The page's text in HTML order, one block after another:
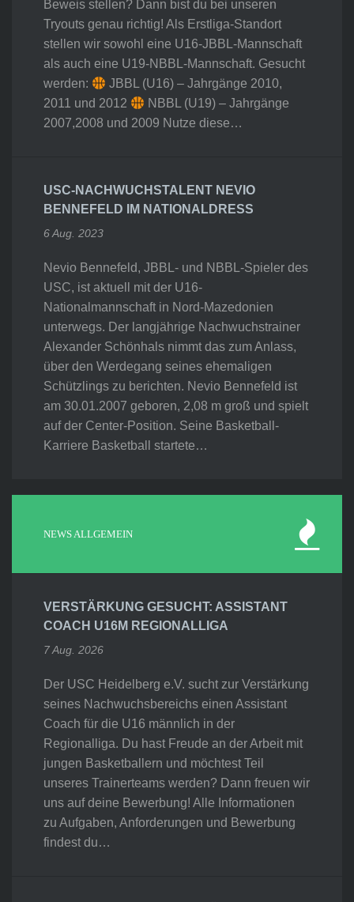
Beweis stellen? Dann bist du bei unseren
Tryouts genau richtig! Als Erstliga-Standort
stellen wir sowohl eine U16-JBBL-Mannschaft
als auch eine U19-NBBL-Mannschaft. Gesucht
werden:
JBBL (U16) – Jahrgänge 2010,
2011 und 2012
NBBL (U19) – Jahrgänge
2007,2008 und 2009 Nutze diese…
USC-NACHWUCHSTALENT NEVIO
BENNEFELD IM NATIONALDRESS
6 Aug. 2023
Nevio Bennefeld, JBBL- und NBBL-Spieler des
USC, ist aktuell mit der U16-
Nationalmannschaft in Nord-Mazedonien
unterwegs. Der langjährige Nachwuchstrainer
Alexander Schönhals nimmt das zum Anlass,
über den Werdegang seines ehemaligen
Schützlings zu berichten. Nevio Bennefeld ist
am 30.01.2007 geboren, 2,08 m groß und spielt
auf der Center-Position. Seine Basketball-
Karriere Basketball startete…
NEWS ALLGEMEIN
VERSTÄRKUNG GESUCHT: ASSISTANT
COACH U16M REGIONALLIGA
7 Aug. 2026
Der USC Heidelberg e.V. sucht zur Verstärkung
seines Nachwuchsbereichs einen Assistant
Coach für die U16 männlich in der
Regionalliga. Du hast Freude an der Arbeit mit
jungen Basketballern und möchtest Teil
unseres Trainerteams werden? Dann freuen wir
uns auf deine Bewerbung! Alle Informationen
zu Aufgaben, Anforderungen und Bewerbung
findest du…